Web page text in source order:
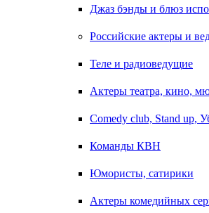
Джаз бэнды и блюз
Российские актеры и
Теле и радиоведущие
Актеры театра, кино,
Comedy club, Stand up,
Команды КВН
Юмористы, сатирики
Актеры комедийных